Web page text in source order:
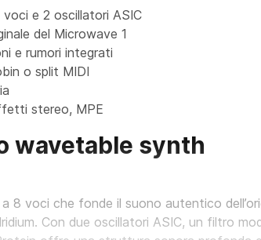
e 2 oscillatori ASIC
del Microwave 1
e rumori integrati
o split MIDI
stereo, MPE
wavetable synth
voci che fonde il suono autentico
Con due oscillatori ASIC, un filtro